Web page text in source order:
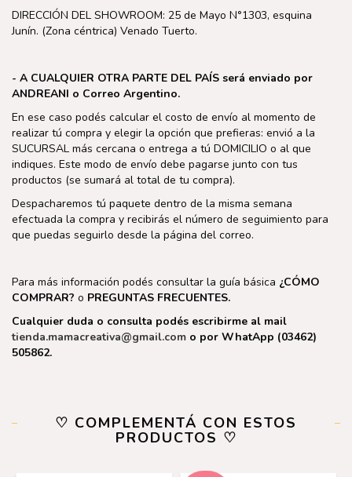
DIRECCIÓN DEL SHOWROOM: 25 de Mayo N°1303, esquina
Junín. (Zona céntrica) Venado Tuerto.
- A CUALQUIER OTRA PARTE DEL PAÍS será enviado por
ANDREANI o Correo Argentino.
En ese caso podés calcular el costo de envío al momento de
realizar tú compra y elegir la opción que prefieras: envió a la
SUCURSAL más cercana o entrega a tú DOMICILIO o al que
indiques. Este modo de envío debe pagarse junto con tus
productos (se sumará al total de tu compra).
Despacharemos tú paquete dentro de la misma semana
efectuada la compra y recibirás el número de seguimiento para
que puedas seguirlo desde la página del correo.
Para más información podés consultar la guía básica ¿CÓMO
COMPRAR? o PREGUNTAS FRECUENTES.
Cualquier duda o consulta podés escribirme al mail
tienda.mamacreativa@gmail.com o por WhatApp (03462)
505862.
♡ COMPLEMENTÁ CON ESTOS
PRODUCTOS ♡